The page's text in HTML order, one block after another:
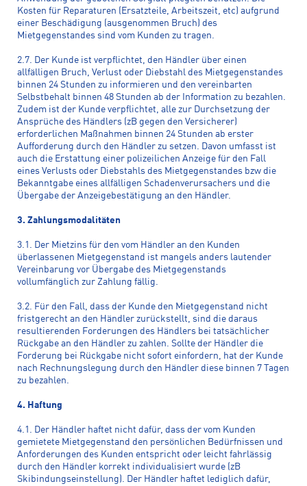
Kosten für Reparaturen (Ersatzteile, Arbeitszeit, etc) aufgrund
einer Beschädigung (ausgenommen Bruch) des
Mietgegenstandes sind vom Kunden zu tragen.
2.7. Der Kunde ist verpflichtet, den Händler über einen
allfälligen Bruch, Verlust oder Diebstahl des Mietgegenstandes
binnen 24 Stunden zu informieren und den vereinbarten
Selbstbehalt binnen 48 Stunden ab der Information zu bezahlen.
Zudem ist der Kunde verpflichtet, alle zur Durchsetzung der
Ansprüche des Händlers (zB gegen den Versicherer)
erforderlichen Maßnahmen binnen 24 Stunden ab erster
Aufforderung durch den Händler zu setzen. Davon umfasst ist
auch die Erstattung einer polizeilichen Anzeige für den Fall
eines Verlusts oder Diebstahls des Mietgegenstandes bzw die
Bekanntgabe eines allfälligen Schadenverursachers und die
Übergabe der Anzeigebestätigung an den Händler.
3. Zahlungsmodalitäten
3.1. Der Mietzins für den vom Händler an den Kunden
überlassenen Mietgegenstand ist mangels anders lautender
Vereinbarung vor Übergabe des Mietgegenstands
vollumfänglich zur Zahlung fällig.
3.2. Für den Fall, dass der Kunde den Mietgegenstand nicht
fristgerecht an den Händler zurückstellt, sind die daraus
resultierenden Forderungen des Händlers bei tatsächlicher
Rückgabe an den Händler zu zahlen. Sollte der Händler die
Forderung bei Rückgabe nicht sofort einfordern, hat der Kunde
nach Rechnungslegung durch den Händler diese binnen 7 Tagen
zu bezahlen.
4. Haftung
4.1. Der Händler haftet nicht dafür, dass der vom Kunden
gemietete Mietgegenstand den persönlichen Bedürfnissen und
Anforderungen des Kunden entspricht oder leicht fahrlässig
durch den Händler korrekt individualisiert wurde (zB
Skibindungseinstellung). Der Händler haftet lediglich dafür,